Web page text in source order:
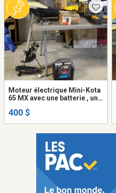
Moteur électrique Mini-Kota
65 MX avec une batterie , une
sécuritaire
400 $